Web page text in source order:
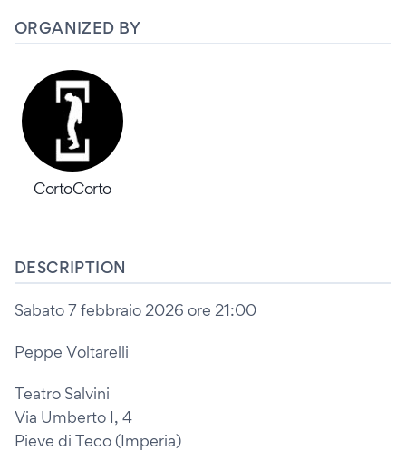
ORGANIZED BY
CortoCorto
DESCRIPTION
Sabato 7 febbraio 2026 ore 21:00
Peppe Voltarelli
Teatro Salvini
Via Umberto I, 4
Pieve di Teco (Imperia)